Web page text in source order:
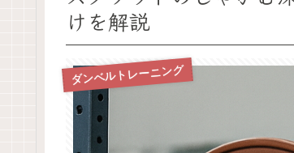
けを解説
ダンベルトレーニング